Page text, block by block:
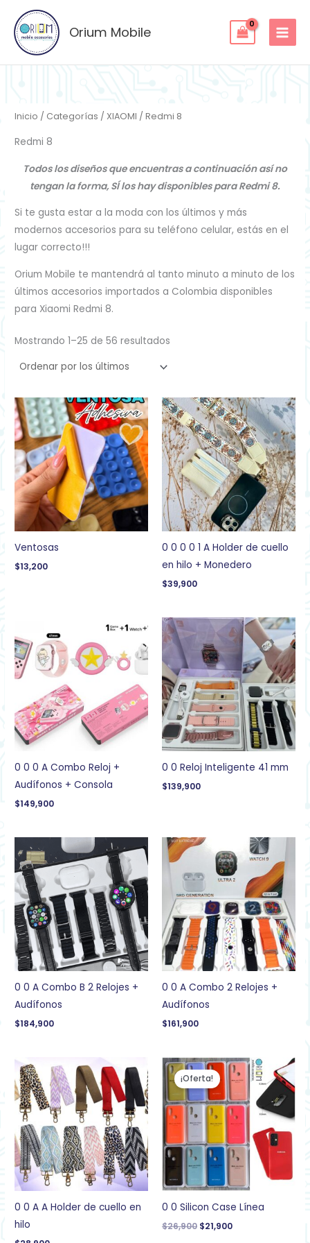
contenido
Orium Mobile
Inicio / Categorías / XIAOMI / Redmi 8
Redmi 8
Todos los diseños que encuentras a continuación así no
tengan la forma, SÍ los hay disponibles para Redmi 8.
Si te gusta estar a la moda con los últimos y más
modernos accesorios para su teléfono celular, estás en el
lugar correcto!!!
Orium Mobile te mantendrá al tanto minuto a minuto de los
últimos accesorios importados a Colombia disponibles
para Xiaomi Redmi 8.
Mostrando 1–25 de 56 resultados
Ventosas
$13,200
0 0 0 0 1 A Holder de cuello
en hilo + Monedero
$39,900
0 0 0 A Combo Reloj +
Audífonos + Consola
$149,900
0 0 Reloj Inteligente 41 mm
$139,900
0 0 A Combo B 2 Relojes +
Audífonos
$184,900
0 0 A Combo 2 Relojes +
Audífonos
$161,900
0 0 A A Holder de cuello en
hilo
¡Oferta!
0 0 Silicon Case Línea
$26,900
El
precio
original
era:
$26,900.
$21,900
El
precio
actual
$21,900.